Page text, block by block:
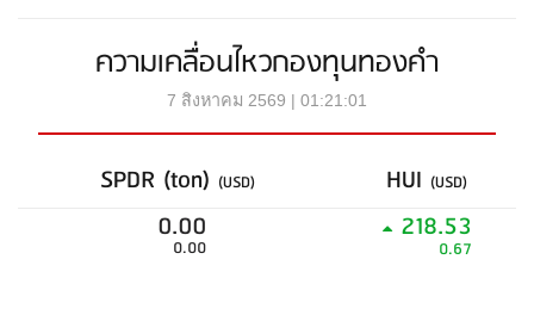
ความเคลื่อนไหวกองทุนทองคำ
7 สิงหาคม 2569 | 01:21:01
SPDR (ton) (USD) HUI (USD)
0.00
0.00
218.53
0.67